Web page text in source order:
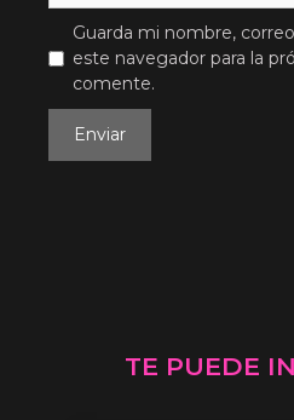
Guarda mi nombre,
este navegador para la
comente.
TE PUEDE